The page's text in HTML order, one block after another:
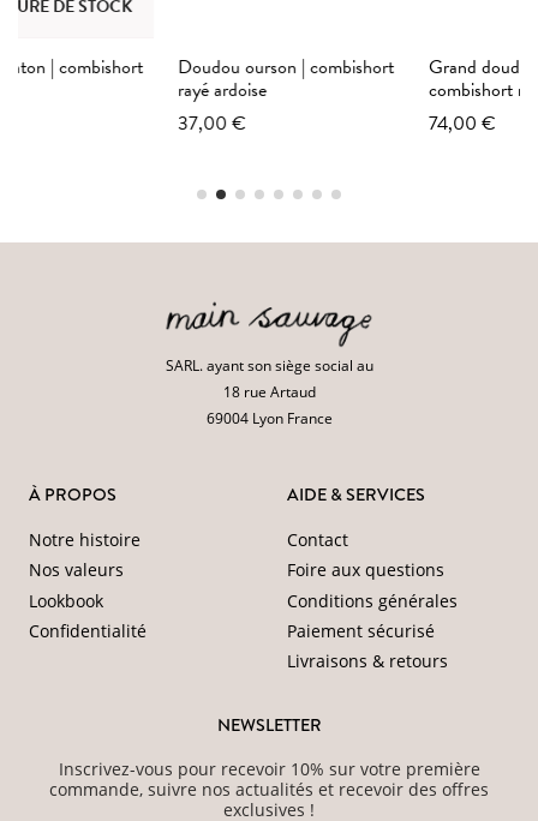
Doudou ourson | combishort Grand doudou lapin |
combishort rayé sienne
SARL. ayant son siège social au
18 rue Artaud
69004 Lyon France
À PROPOS
Notre histoire
Nos valeurs
Lookbook
Confidentialité
AIDE & SERVICES
Contact
Foire aux questions
Conditions générales
Paiement sécurisé
Livraisons & retours
NEWSLETTER
Inscrivez-vous pour recevoir 10% sur votre première
commande, suivre nos actualités et recevoir des offres
exclusives !